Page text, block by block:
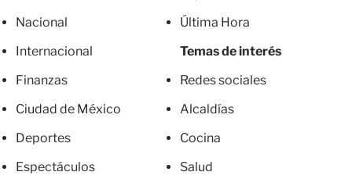
Nacional
Internacional
Finanzas
Ciudad de México
Deportes
Espectáculos
Última Hora
Temas de interés
Redes sociales
Alcaldías
Cocina
Salud